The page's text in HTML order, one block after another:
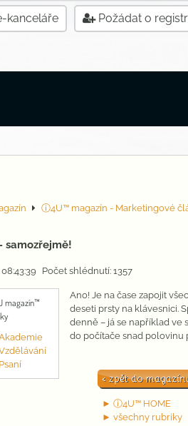
kanceláře Požádat o
ⓘ4U™ magazín - Marketingové
samozřejmě!
Počet shlédnutí: 1357
magazín™
Psaní
Ano! Je na čase zapojit
deseti prsty na klávesnici.
denně – já se například ve
do počítače snad polovinu
► ⓘ4U™ HOME
► všechny rubriky